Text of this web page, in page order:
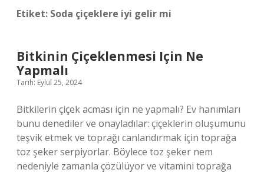
Etiket: Soda çiçeklere iyi gelir mi
Bitkinin Çiçeklenmesi Için Ne
Yapmalı
Tarih: Eylül 25, 2024
Bitkilerin çiçek acması için ne yapmalı? Ev hanımları
bunu denediler ve onayladılar: çiçeklerin oluşumunu
teşvik etmek ve toprağı canlandırmak için toprağa
toz şeker serpiyorlar. Böylece toz şeker nem
nedeniyle zamanla çözülüyor ve vitamini toprağa